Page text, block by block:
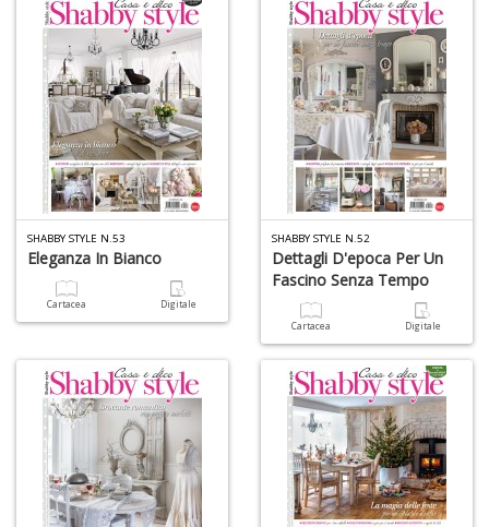
SHABBY STYLE N.53
Eleganza In Bianco
Cartacea Digitale
SHABBY STYLE N.52
Dettagli D'epoca Per Un
Fascino Senza Tempo
Cartacea Digitale